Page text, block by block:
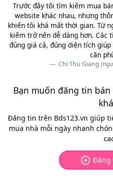
900+ nhà trọ, dãy trọ đang
xem mặt bằng giá và tìm
hơn.
Lựa chọn đầu tư dãy
cần lưu ý gì?
toàn để tích lũy hãy lưu ý 5
trọ 20 phòng nhưng
sẽ kém hiệu quả hơn dãy
phí sửa chữa, bảo trì. Vì
hỏi kỹ chủ nhà về tỷ lệ lấp
Trước đây tôi tìm kiếm mua
website khác nhau, nhưng
khiến tôi khá mất thời gian. Từ
kiếm trở nên dễ dàng hơn. Các
đúng giá cả, đúng diện tích
căn
Chị Thu Giang
Bạn muốn đăng tin
Đăng tin trên Bds123.vn giúp
mua nhà mỗi ngày nhanh
Đăng